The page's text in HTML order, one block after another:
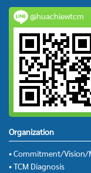
@huachiewtcm
Organization
• Commitment/Vision/
• TCM Diagnosis